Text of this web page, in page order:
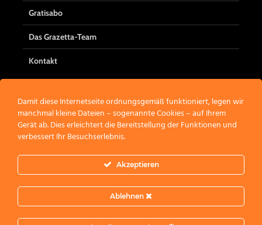
Gratisabo
Das Grazetta-Team
Kontakt
Werbung
Damit diese Internetseite ordnungsgemäß funktioniert, legen wir
manchmal kleine Dateien – sogenannte Cookies – auf Ihrem
Gerät ab. Dies erleichtert die Bereitstellung der Funktionen und
verbessert Ihr Besuchserlebnis.
Akzeptieren
Ablehnen